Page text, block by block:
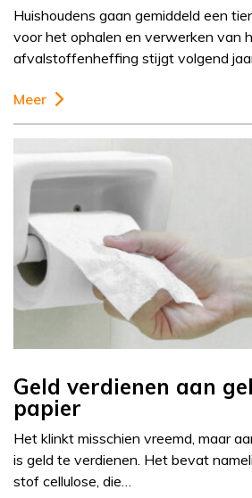
Huishoudens gaan gemiddeld een
voor het ophalen en verwerken van
afvalstoffenheffing stijgt volgend
Meer
Geld verdienen aan
papier
Het klinkt misschien vreemd, maar
is geld te verdienen. Het bevat
stof cellulose, die…